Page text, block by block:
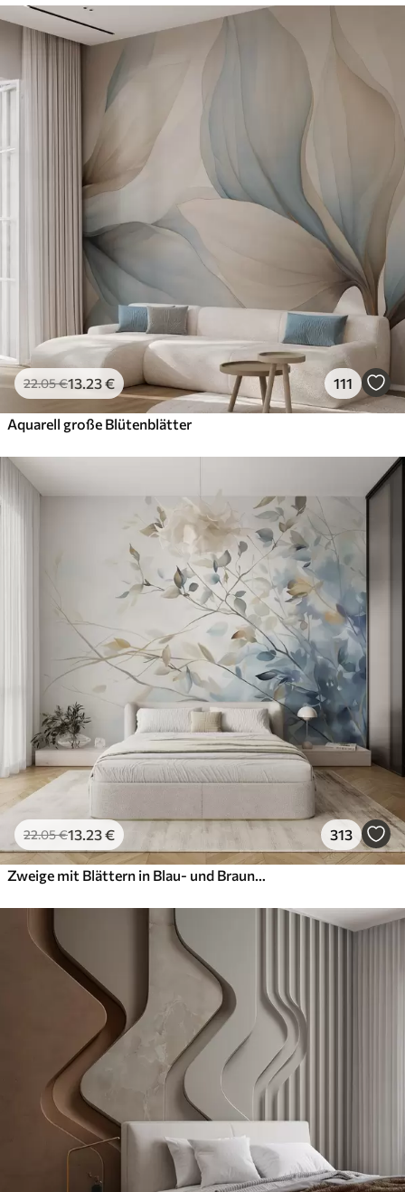
22.05€13.23€ 111
Aquarell große Blütenblätter
22.05€13 .23€ 313